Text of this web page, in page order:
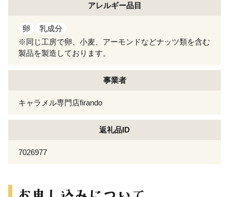
アレルギー品目
卵
乳成分
※同じ工房で卵、小麦、アーモンドなどナッツ類を含む
製品を製造しております。
事業者
キャラメル専門店firando
返礼品ID
7026977